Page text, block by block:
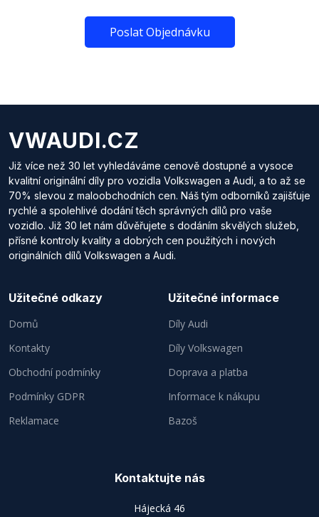
Poslat Objednávku
VWAUDI.CZ
Již více než 30 let vyhledáváme cenově dostupné a vysoce
kvalitní originální díly pro vozidla Volkswagen a Audi, a to až se
70% slevou z maloobchodních cen. Náš tým odborníků zajišťuje
rychlé a spolehlivé dodání těch správných dílů pro vaše
vozidlo. Již 30 let nám důvěřujete s dodáním skvělých služeb,
přísné kontroly kvality a dobrých cen použitých i nových
originálních dílů Volkswagen a Audi.
Užitečné odkazy
Domů
Kontakty
Obchodní podmínky
Podmínky GDPR
Reklamace
Užitečné informace
Díly Audi
Díly Volkswagen
Doprava a platba
Informace k nákupu
Bazoš
Kontaktujte nás
Hájecká 46